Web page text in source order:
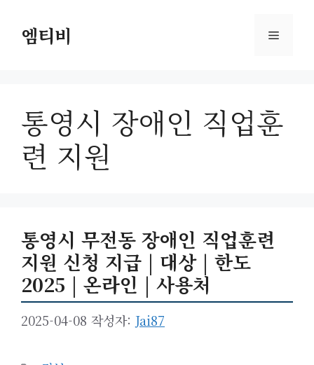
엠티비 메
통영시 장애인 직업훈
련 지원
통영시 무전동 장애인 직업훈련
지원 신청 지급 | 대상 | 한도
2025 | 온라인 | 사용처
2025-04-08 작성자: Jai87